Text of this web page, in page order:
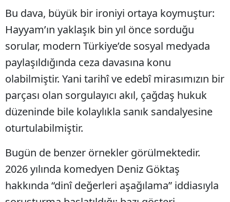
Bu dava, büyük bir ironiyi ortaya koymuştur:
Hayyam’ın yaklaşık bin yıl önce sorduğu
sorular, modern Türkiye’de sosyal medyada
paylaşıldığında ceza davasına konu
olabilmiştir. Yani tarihî ve edebî mirasımızın bir
parçası olan sorgulayıcı akıl, çağdaş hukuk
düzeninde bile kolaylıkla sanık sandalyesine
oturtulabilmiştir.
Bugün de benzer örnekler görülmektedir.
2026 yılında komedyen Deniz Göktaş
hakkında “dinî değerleri aşağılama” iddiasıyla